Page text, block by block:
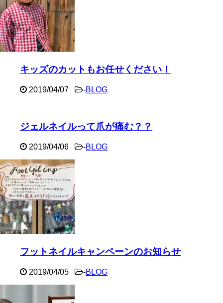
キッズのカットもお任せください！
2019/04/07 -BLOG
ジェルネイルって爪が痛む？？
2019/04/06 -BLOG
フットネイルキャンペーンのお知らせ
2019/04/05 -BLOG